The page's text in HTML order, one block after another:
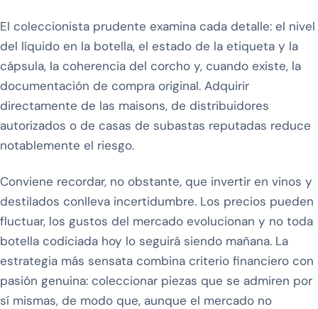
El coleccionista prudente examina cada detalle: el nivel
del líquido en la botella, el estado de la etiqueta y la
cápsula, la coherencia del corcho y, cuando existe, la
documentación de compra original. Adquirir
directamente de las maisons, de distribuidores
autorizados o de casas de subastas reputadas reduce
notablemente el riesgo.
Conviene recordar, no obstante, que invertir en vinos y
destilados conlleva incertidumbre. Los precios pueden
fluctuar, los gustos del mercado evolucionan y no toda
botella codiciada hoy lo seguirá siendo mañana. La
estrategia más sensata combina criterio financiero con
pasión genuina: coleccionar piezas que se admiren por
sí mismas, de modo que, aunque el mercado no